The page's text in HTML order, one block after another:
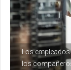
Los
los